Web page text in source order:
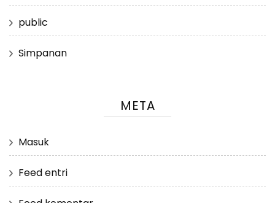
public
Simpanan
META
Masuk
Feed entri